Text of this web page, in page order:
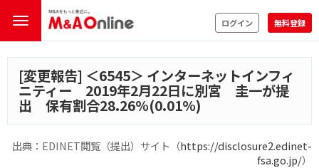
ログイン 無料登録
[変更報告] ＜6545＞ インターネットインフィ
ニティー 2019年2月22日に別宮 圭一が提
出 保有割合28.26%(0.01%)
出典：EDINET閲覧（提出）サイト（https://disclosure2.edinet-
fsa.go.jp/）